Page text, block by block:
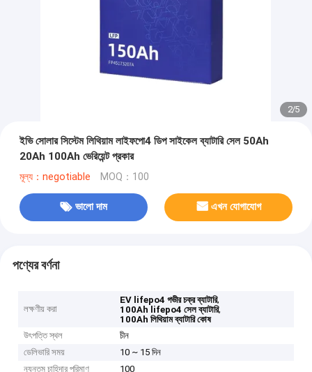
2/5
ইভি সোলার সিস্টেম লিথিয়াম লাইফপো4 ডিপ সাইকেল ব্যাটারি সেল 50Ah
20Ah 100Ah ভেরিয়েন্ট প্রকার
মূল্য：negotiable MOQ：100
ভালো দাম এখন যোগাযোগ
পণ্যের বর্ণনা
লক্ষণীয় করা
EV lifepo4 গভীর চক্র ব্যাটারি,
100Ah lifepo4 সেল ব্যাটারি,
100Ah লিথিয়াম ব্যাটারি কোষ
উৎপত্তি স্থল
চীন
ডেলিভারি সময়
10 ~ 15 দিন
ন্যূনতম চাহিদার পরিমাণ
100